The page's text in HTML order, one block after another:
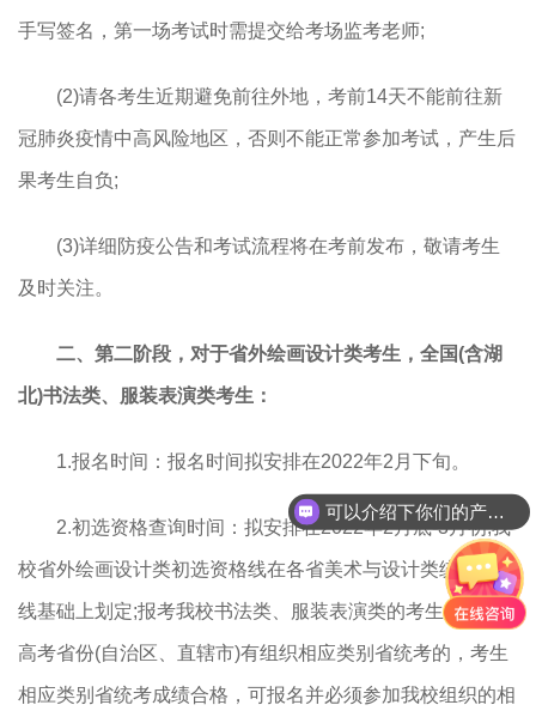
手写签名，第一场考试时需提交给考场监考老师;
(2)请各考生近期避免前往外地，考前14天不能前往新
冠肺炎疫情中高风险地区，否则不能正常参加考试，产生后
果考生自负;
(3)详细防疫公告和考试流程将在考前发布，敬请考生
及时关注。
二、第二阶段，对于省外绘画设计类考生，全国(含湖
北)书法类、服装表演类考生：
1.报名时间：报名时间拟安排在2022年2月下旬。
2.初选资格查询时间：拟安排在2022年2月底-3月初;我
校省外绘画设计类初选资格线在各省美术与设计类统考合格
线基础上划定;报考我校书法类、服装表演类的考生，所在
高考省份(自治区、直辖市)有组织相应类别省统考的，考生
相应类别省统考成绩合格，可报名并必须参加我校组织的相
可以介绍下你们的产品么？
你们是怎么收费的呢？